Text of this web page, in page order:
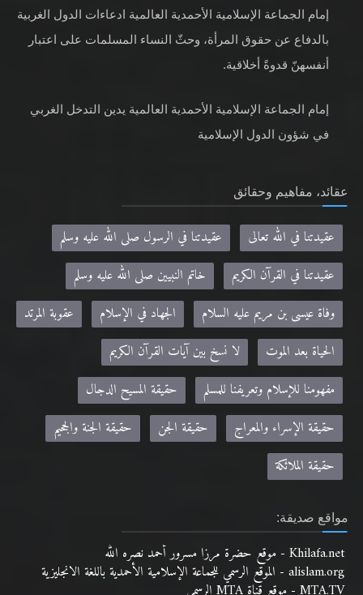
إمام الجماعة الإسلامية الأحمدية العالمية ادعاءات الدول الغربية
بالدفاع عن حقوق المرأة، وحثّ النساء المسلمات على اعتبار
أنفسهنّ قدوةً أخلاقية.
إمام الجماعة الإسلامية الأحمدية العالمية يدين التدخل الغربي
في شؤون الدول الإسلامية
عقائد، مفاهيم وحقائق
عقيدتنا في الله تعالى
عقيدتنا في الرسول صلى الله عليه وسلم
عقيدتنا في القرآن الكريم
خاتم النبيين صلى الله عليه وسلم
وفاة عيسى بن مريم عليه السلام
الجهاد في الإسلام
عقوبة المرتد
الحياة بعد الموت
لا نسخ بين آيات القرآن الكريم
مفهومنا للإسلام وتعريفنا للمسلم
حقيقة المسيح الدجال
حقيقة الإسراء والمعراج
حقيقة الجن
حقيقة الجنة والجحيم
حقيقة الملائكة
مواقع صديقة:
Khilafa.net - موقع حضرة مرزا مسرور أحمد نصره الله
alislam.org - الموقع الرسمي للجماعة الإسلامية الأحمدية باللغة الانجليزية